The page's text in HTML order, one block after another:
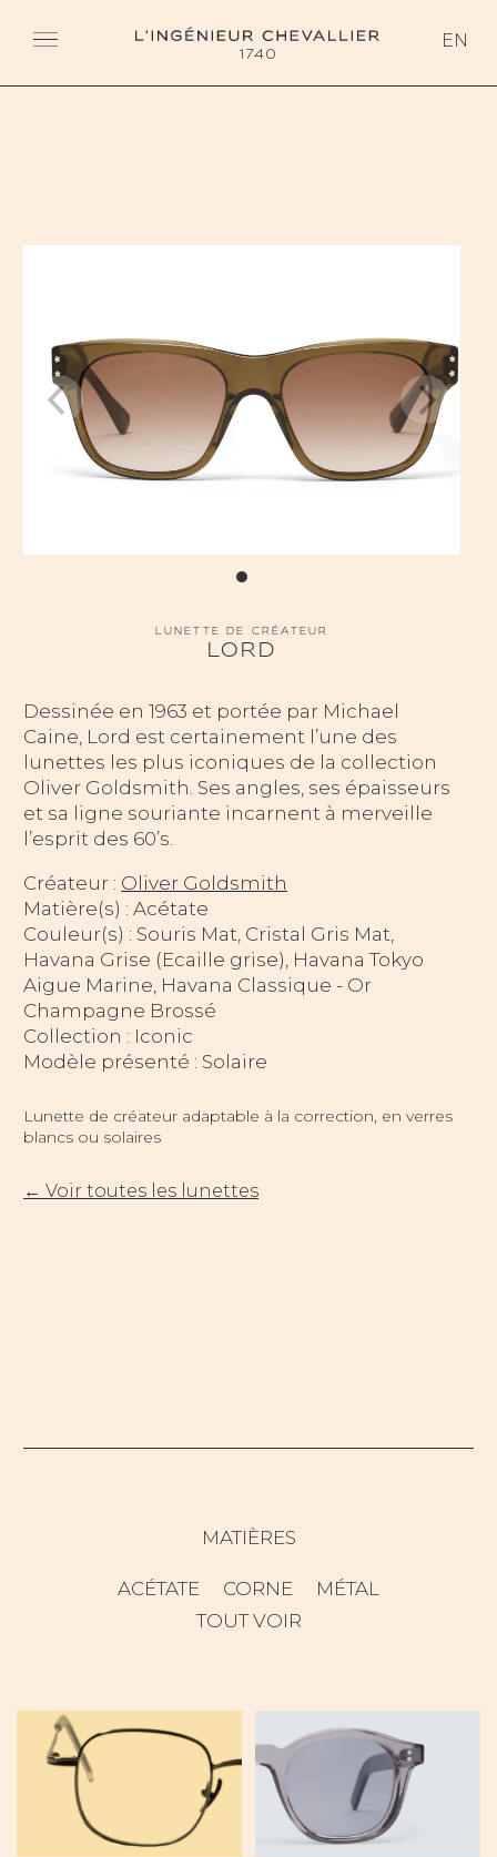
L'ingénieur Chevallier
EN
LUNETTE DE CRÉATEUR
LORD
Dessinée en 1963 et portée par Michael
Caine, Lord est certainement l’une des
lunettes les plus iconiques de la collection
Oliver Goldsmith. Ses angles, ses épaisseurs
et sa ligne souriante incarnent à merveille
l’esprit des 60’s.
Créateur : Oliver Goldsmith
Matière(s) : Acétate
Couleur(s) : Souris Mat, Cristal Gris Mat,
Havana Grise (Ecaille grise), Havana Tokyo
Aigue Marine, Havana Classique - Or
Champagne Brossé
Collection : Iconic
Modèle présenté : Solaire
Lunette de créateur adaptable à la correction, en verres
blancs ou solaires
← Voir toutes les lunettes
MATIÈRES
ACÉTATE CORNE
MÉTAL
TOUT VOIR
EGO